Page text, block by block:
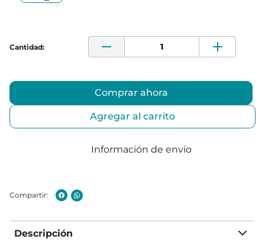
Comprar ahora
Agregar al carrito
Información de envío
Descripción